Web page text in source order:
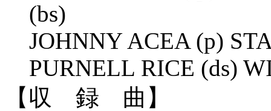
(bs)
JOHNNY ACEA (p)
PURNELL RICE (ds)
【収 録 曲】